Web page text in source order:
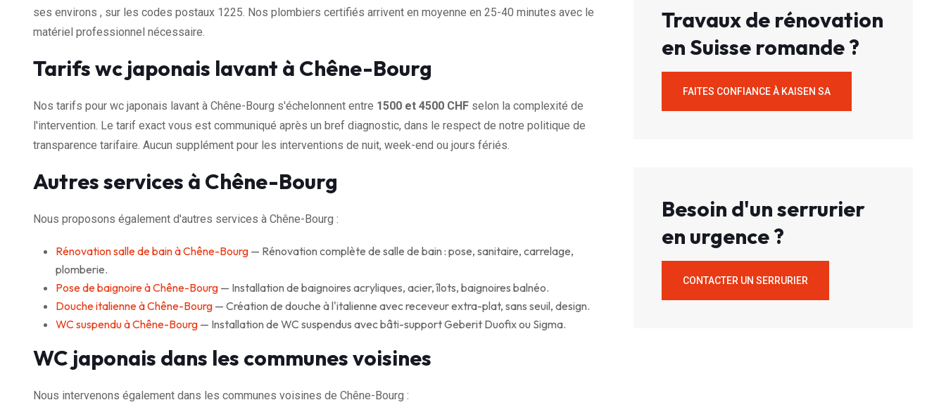
ses environs , sur les codes postaux 1225. Nos plombiers certifiés arrivent en moyenne en 25-40 minutes avec le
matériel professionnel nécessaire.
Tarifs wc japonais lavant à Chêne-Bourg
Nos tarifs pour wc japonais lavant à Chêne-Bourg s'échelonnent entre 1500 et 4500 CHF selon la complexité de
l'intervention. Le tarif exact vous est communiqué après un bref diagnostic, dans le respect de notre politique de
transparence tarifaire. Aucun supplément pour les interventions de nuit, week-end ou jours fériés.
Autres services à Chêne-Bourg
Nous proposons également d'autres services à Chêne-Bourg :
Rénovation salle de bain à Chêne-Bourg — Rénovation complète de salle de bain : pose, sanitaire, carrelage,
plomberie.
Pose de baignoire à Chêne-Bourg — Installation de baignoires acryliques, acier, îlots, baignoires balnéo.
Douche italienne à Chêne-Bourg — Création de douche à l'italienne avec receveur extra-plat, sans seuil, design.
WC suspendu à Chêne-Bourg — Installation de WC suspendus avec bâti-support Geberit Duofix ou Sigma.
WC japonais dans les communes voisines
Nous intervenons également dans les communes voisines de Chêne-Bourg :
Travaux de rénovation
en Suisse romande ?
FAITES CONFIANCE À KAISEN SA
Besoin d'un serrurier
en urgence ?
CONTACTER UN SERRURIER